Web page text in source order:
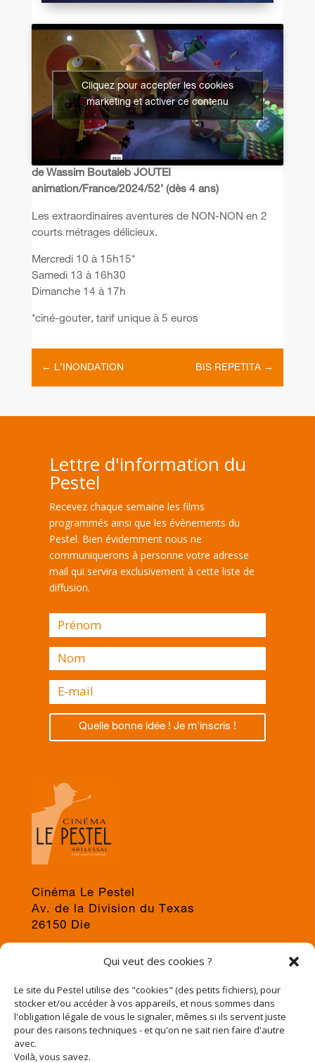
Qui veut des cookies ?
Le site du Pestel utilise des "cookies" (des petits fichiers), pour
stocker et/ou accéder à vos appareils, et nous sommes dans
l'obligation légale de vous le signaler, mêmes si ils servent juste
pour des raisons techniques - et qu'on ne sait rien faire d'autre
avec.
Voilà, vous savez.
Cliquez pour accepter les cookies
marketing et activer ce contenu
de Wassim Boutaleb JOUTEI
animation/France/2024/52’ (dès 4 ans)
Les extraordinaires aventures de NON-NON en 2
courts métrages délicieux.
Mercredi 10 à 15h15*
Samedi 13 à 16h30
Dimanche 14 à 17h
*ciné-gouter, tarif unique à 5 euros
← L’INONDATION BIS REPETITA →
Lettre d'information du
Pestel
Recevez chaque semaine les films
programmés ainsi que les évènements du
Pestel. Bien évidemment nous ne
communiquerons à personne votre adresse
mail qui servira exclusivement à cette liste de
diffusion.
Quelle bonne idée ! Je m'inscris !
Cinéma Le Pestel
Av. de la Division du Texas
26150 Die
jps@cinema-le-pestel.fr
oumediation@cinema-le-pestel.fr